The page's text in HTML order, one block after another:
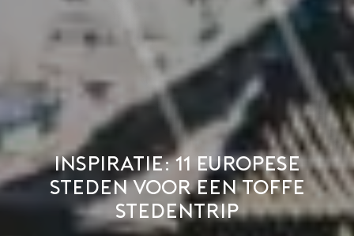
Inspiratie: 11 Europese
steden voor een toffe
stedentrip